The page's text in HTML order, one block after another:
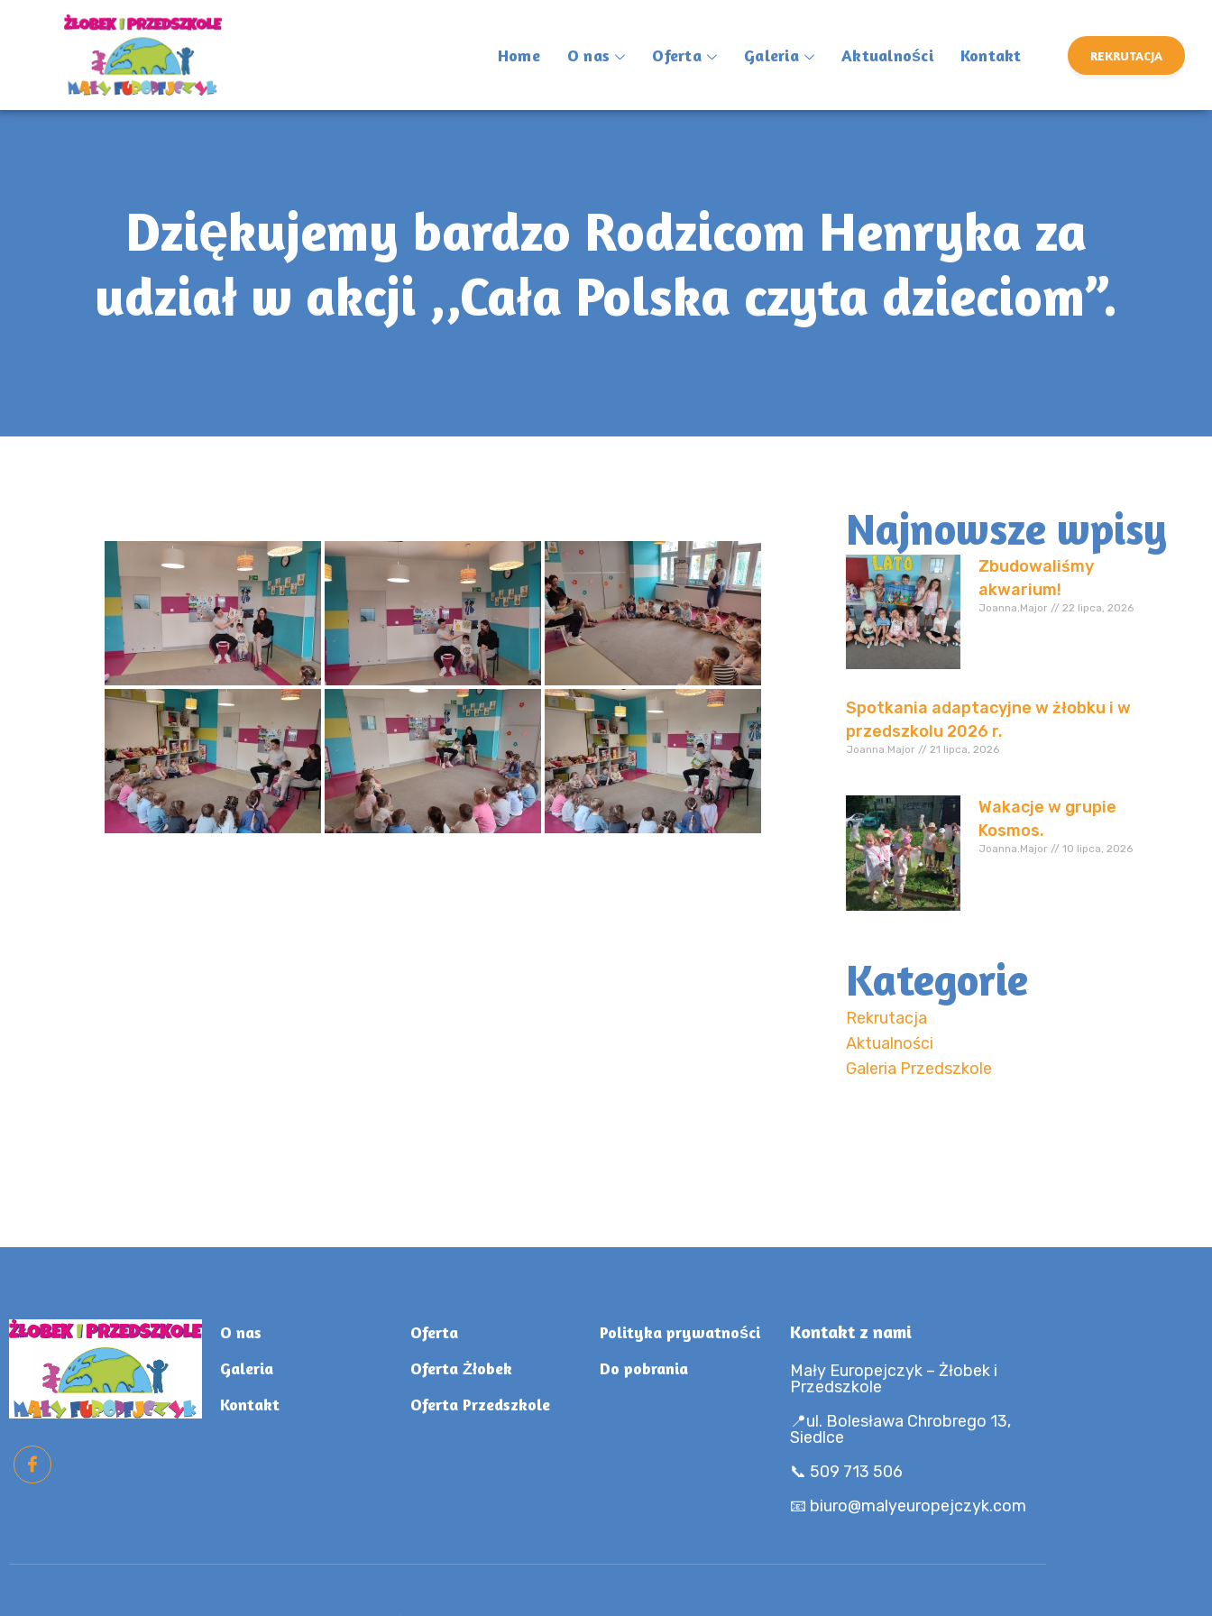
Home O nas Oferta Galeria Aktualności Kontakt REKRUTACJA
Dziękujemy bardzo Rodzicom Henryka za
udział w akcji ,,Cała Polska czyta dzieciom”.
Najnowsze wpisy
Zbudowaliśmy
akwarium!
Joanna.Major 22 lipca, 2026
Spotkania adaptacyjne w żłobku i w
przedszkolu 2026 r.
Joanna.Major 21 lipca, 2026
Wakacje w grupie
Kosmos.
Joanna.Major 10 lipca, 2026
Kategorie
Rekrutacja
Aktualności
Galeria Przedszkole
O nas
Galeria
Kontakt
Oferta
Oferta Żłobek
Oferta Przedszkole
Polityka prywatności
Do pobrania
Kontakt z nami
Mały Europejczyk – Żłobek i
Przedszkole
📍ul. Bolesława Chrobrego 13,
Siedlce
📞 509 713 506
📧 biuro@malyeuropejczyk.com